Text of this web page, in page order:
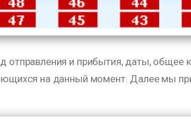
и прибытия, даты, общее
на данный момент. Далее мы